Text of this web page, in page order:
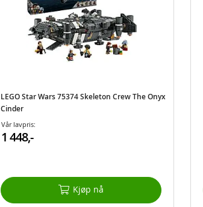
LEGO Star Wars 75374 Skeleton Crew The Onyx
Cinder
Vår lavpris:
1 448,-
Kjøp nå